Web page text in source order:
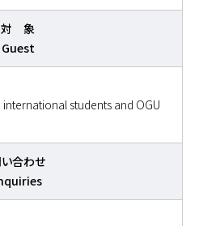
対 象
Guest
students and OGU
合わせ